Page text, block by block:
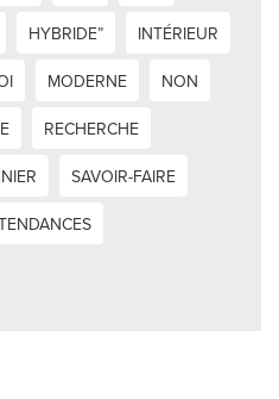
HYBRIDE”
INTÉRIEUR
MODERNE
NON
RECHERCHE
SAVOIR-FAIRE